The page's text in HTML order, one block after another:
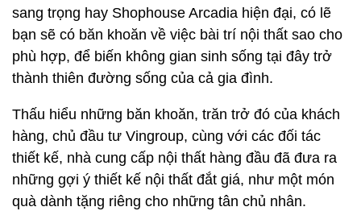
sang trọng hay Shophouse Arcadia hiện đại, có lẽ
bạn sẽ có băn khoăn về việc bài trí nội thất sao cho
phù hợp, để biến không gian sinh sống tại đây trở
thành thiên đường sống của cả gia đình.
Thấu hiểu những băn khoăn, trăn trở đó của khách
hàng, chủ đầu tư Vingroup, cùng với các đối tác
thiết kế, nhà cung cấp nội thất hàng đầu đã đưa ra
những gợi ý thiết kế nội thất đắt giá, như một món
quà dành tặng riêng cho những tân chủ nhân.